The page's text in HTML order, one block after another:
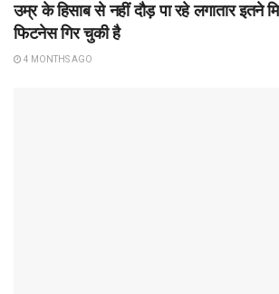
उम्र के हिसाब से नहीं दौड़ पा रहे लगातार इतने
फिटनेस गिर चुकी है
4 MONTHS AGO